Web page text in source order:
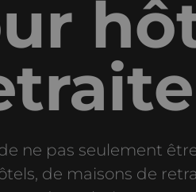
ne pas seulement
de maisons de